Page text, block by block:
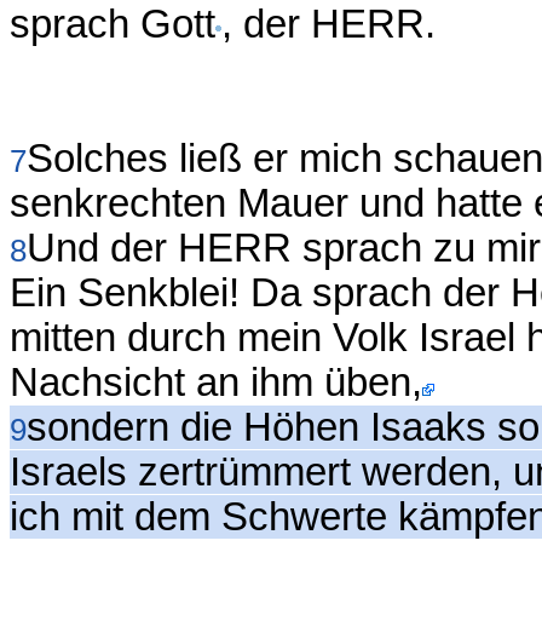
sprach Gott , der HERR.
7Solches ließ er mich
senkrechten Mauer und hatte
8Und der HERR sprach zu
Ein Senkblei! Da sprach der
mitten durch mein Volk Israel
Nachsicht an ihm üben,
9sondern die Höhen Isaaks
Israels zertrümmert werden,
ich mit dem Schwerte